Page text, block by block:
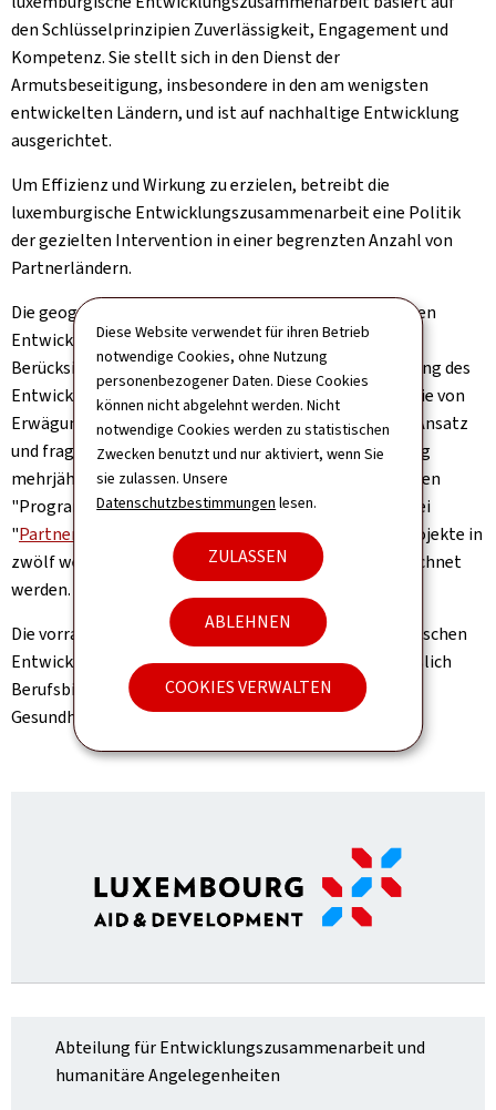
Diese Website verwendet für ihren Betrieb
notwendige Cookies, ohne Nutzung
personenbezogener Daten. Diese Cookies
können nicht abgelehnt werden. Nicht
notwendige Cookies werden zu statistischen
Zwecken benutzt und nur aktiviert, wenn Sie
sie zulassen. Unsere
Datenschutzbestimmungen lesen.
ZULASSEN
ABLEHNEN
COOKIES VERWALTEN
den Schlüsselprinzipien Zuverlässigkeit, Engagement und
Kompetenz. Sie stellt sich in den Dienst der
Armutsbeseitigung, insbesondere in den am wenigsten
entwickelten Ländern, und ist auf nachhaltige Entwicklung
ausgerichtet.
Um Effizienz und Wirkung zu erzielen, betreibt die
luxemburgische Entwicklungszusammenarbeit eine Politik
der gezielten Intervention in einer begrenzten Anzahl von
Partnerländern.
Die geografischen Entscheidungen der luxemburgischen
Entwicklungszusammenarbeit werden unter
Berücksichtigung des Index für menschliche Entwicklung des
Entwicklungsprogramms der Vereinten Nationen sowie von
Erwägungen im Zusammenhang mit dem regionalen Ansatz
und fragilen Situationen getroffen. So führt Luxemburg
mehrjährige Kooperationsprogramme, die sogenannten
"Programmes Indicatifs de Coopération (PIC)", mit drei
"Partnerländern
" durch und unterstützt außerdem Projekte in
zwölf weiteren Ländern, die als "Projektländer
" bezeichnet
werden.
Die vorrangigen Interventionsbereiche der luxemburgischen
Entwicklungszusammenarbeit sind Bildung einschließlich
Berufsbildung und Eingliederung in den Arbeitsmarkt,
Gesundheit und lokale Entwicklung.
Abteilung für Entwicklungszusammenarbeit und
humanitäre Angelegenheiten